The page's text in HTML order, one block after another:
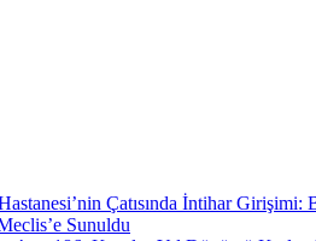
Çatısında İntihar Girişimi:
Sunuldu